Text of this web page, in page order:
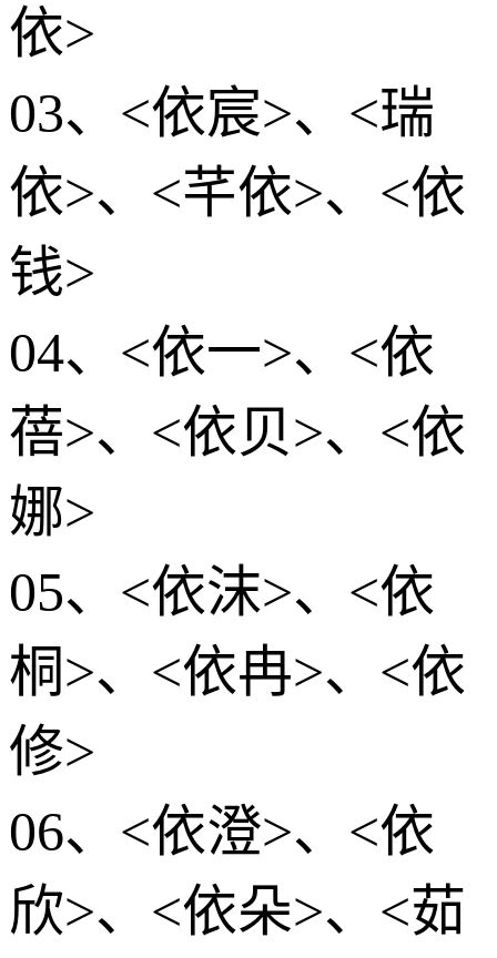
依>
03、<依宸>、<瑞
依>、<芊依>、<依
钱>
04、<依一>、<依
蓓>、<依贝>、<依
娜>
05、<依沫>、<依
桐>、<依冉>、<依
修>
06、<依澄>、<依
欣>、<依朵>、<茹